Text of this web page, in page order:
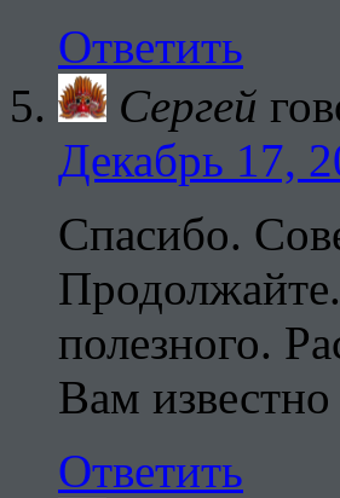
Ответить
Сергей
Декабрь 17,
Cпасибо.
полезного.
Вам
Ответить